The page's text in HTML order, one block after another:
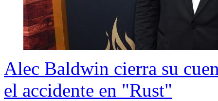
Alec Baldwin cierra su
el accidente en "Rust"